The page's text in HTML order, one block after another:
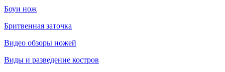
Боуи нож
Бритвенная заточка
Видео обзоры ножей
Виды и разведение костров